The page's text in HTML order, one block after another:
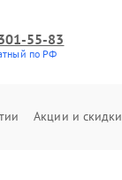
55-83
по РФ
Акции и скидки